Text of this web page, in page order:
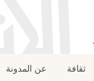
ثقافة عن المدونة